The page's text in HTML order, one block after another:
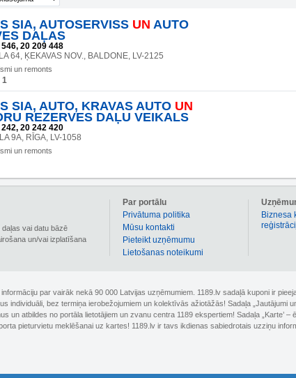
SIA, AUTOSERVISS UN AUTO
DAĻAS
20 209 448
64, ĶEKAVAS NOV., BALDONE, LV-2125
un remonts
1
SIA, AUTO, KRAVAS AUTO UN
REZERVES DAĻU VEIKALS
20 242 420
9A, RĪGA, LV-1058
un remonts
vai datu bāzē
un/vai izplatīšana
Biznesa
Par portālu
Privātuma politika
Mūsu kontakti
Pieteikt uzņēmumu
Lietošanas noteikumi
par vairāk nekā 90 000 Latvijas uzņēmumiem. 1189.lv sadaļā kuponi ir
individuāli, bez termiņa ierobežojumiem un kolektīvās ažiotāžās! Sadaļa „Jautājumi
un atbildes no portāla lietotājiem un zvanu centra 1189 ekspertiem! Sadaļa „Karte’
pieturvietu meklēšanai uz kartes! 1189.lv ir tavs ikdienas sabiedrotais uzziņu